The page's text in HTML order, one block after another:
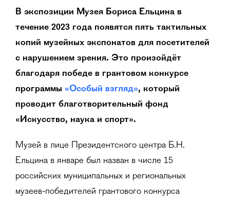
В экспозиции Музея Бориса Ельцина в
течение 2023 года появятся пять тактильных
копий музейных экспонатов для посетителей
с нарушением зрения. Это произойдёт
благодаря победе в грантовом конкурсе
программы «Особый взгляд», который
проводит благотворительный фонд
«Искусство, наука и спорт».
Музей в лице Президентского центра Б.Н.
Ельцина в январе был назван в числе 15
российских муниципальных и региональных
музеев-победителей грантового конкурса